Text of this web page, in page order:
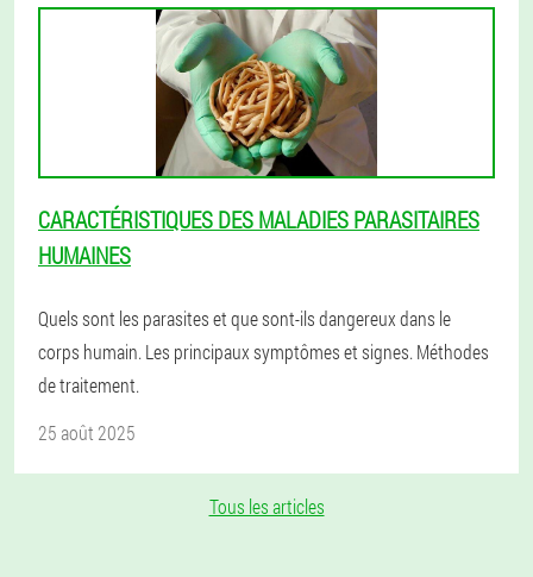
CARACTÉRISTIQUES DES MALADIES PARASITAIRES
HUMAINES
Quels sont les parasites et que sont-ils dangereux dans le
corps humain. Les principaux symptômes et signes. Méthodes
de traitement.
25 août 2025
Tous les articles